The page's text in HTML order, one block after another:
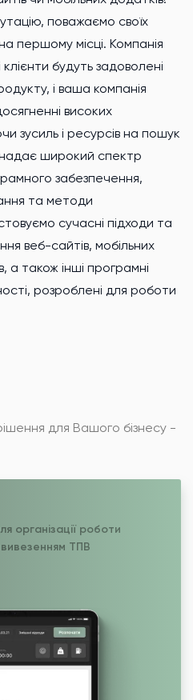
поважаємо своїх
першому місці. Компанія
будуть задоволені
і ваша компанія
високих
зусиль і ресурсів на пошук
широкий спектр
забезпечення,
та методи
сучасні підходи та
веб-сайтів, мобільних
а також інші програмні
розроблені для роботи
для Вашого бізнесу -
організації роботи
ТПВ